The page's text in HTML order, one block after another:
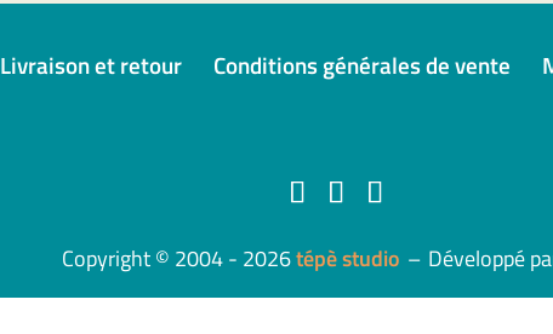
Livraison et retour Conditions générales de vente
Copyright © 2004 - 2026tépè studio – Développé